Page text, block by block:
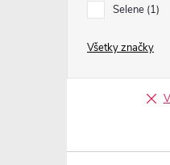
Selene 1
Všetky značky